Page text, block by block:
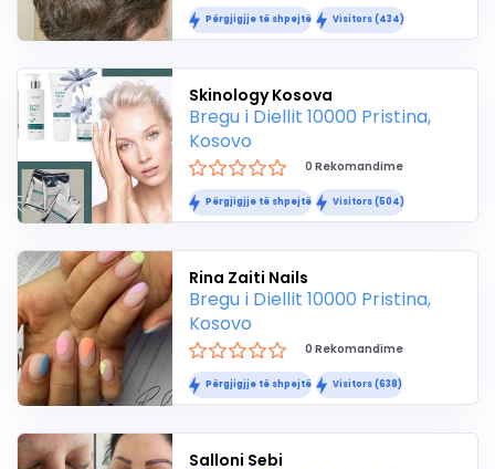
Përgjigjje të shpejtë Visitors (434)
Skinology Kosova
Bregu i Diellit 10000 Pristina,
Kosovo
0 Rekomandime
Përgjigjje të shpejtë Visitors (504)
Rina Zaiti Nails
Bregu i Diellit 10000 Pristina,
Kosovo
0 Rekomandime
Përgjigjje të shpejtë Visitors (638)
Salloni Sebi